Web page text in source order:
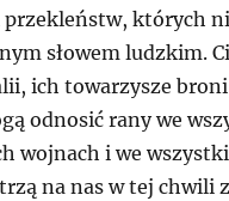
przekleństw, których
słowem ludzkim.
ich towarzysze
odnosić rany we
wojnach i we
na nas w tej chwili